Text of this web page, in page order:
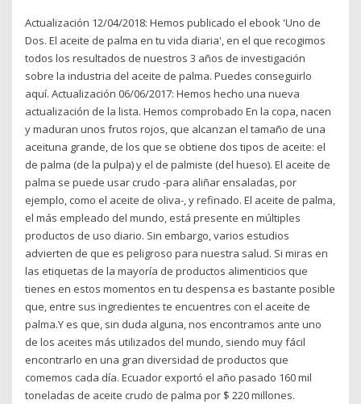
Actualización 12/04/2018: Hemos publicado el ebook 'Uno de
Dos. El aceite de palma en tu vida diaria', en el que recogimos
todos los resultados de nuestros 3 años de investigación
sobre la industria del aceite de palma. Puedes conseguirlo
aquí. Actualización 06/06/2017: Hemos hecho una nueva
actualización de la lista. Hemos comprobado En la copa, nacen
y maduran unos frutos rojos, que alcanzan el tamaño de una
aceituna grande, de los que se obtiene dos tipos de aceite: el
de palma (de la pulpa) y el de palmiste (del hueso). El aceite de
palma se puede usar crudo -para aliñar ensaladas, por
ejemplo, como el aceite de oliva-, y refinado. El aceite de palma,
el más empleado del mundo, está presente en múltiples
productos de uso diario. Sin embargo, varios estudios
advierten de que es peligroso para nuestra salud. Si miras en
las etiquetas de la mayoría de productos alimenticios que
tienes en estos momentos en tu despensa es bastante posible
que, entre sus ingredientes te encuentres con el aceite de
palma.Y es que, sin duda alguna, nos encontramos ante uno
de los aceites más utilizados del mundo, siendo muy fácil
encontrarlo en una gran diversidad de productos que
comemos cada día. Ecuador exportó el año pasado 160 mil
toneladas de aceite crudo de palma por $ 220 millones.